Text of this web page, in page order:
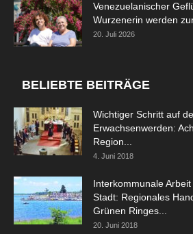
Venezuelanischer
Wurzenerin werden
20. Juli 2026
BELIEBTE BEITRÄGE
Wichtiger Schritt auf
Erwachsenwerden:
Region...
4. Juni 2018
Interkommunale
Stadt: Regionales
Grünen Ringes...
20. Juni 2018